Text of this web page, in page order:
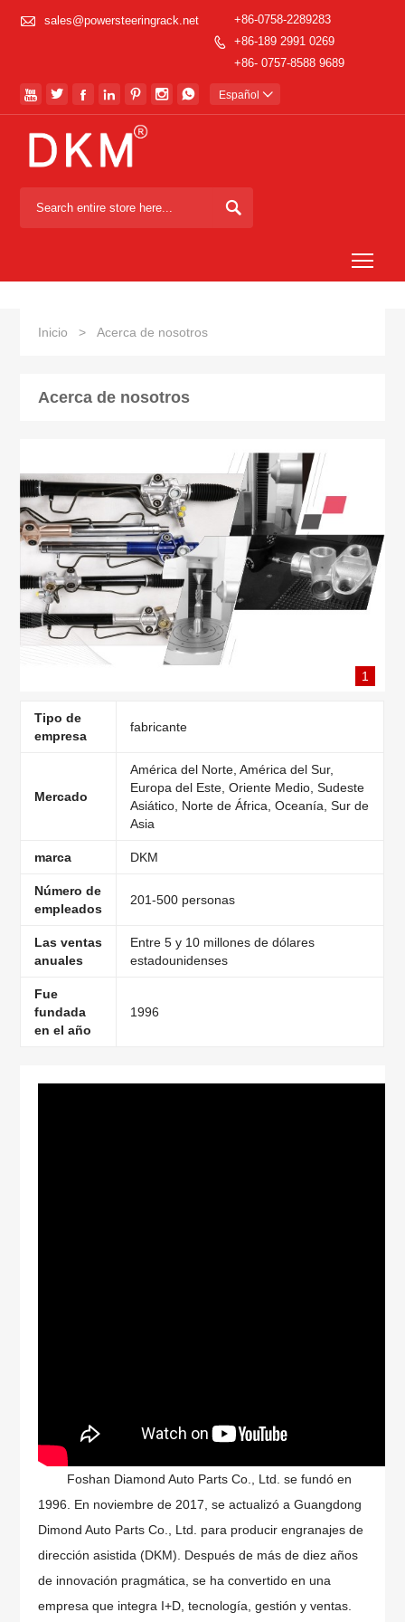
 sales@powersteeringrack.net

+86-0758-2289283
+86-189 2991 0269
+86- 0757-8588 9689
       Español 

Inicio > Acerca de nosotros
Acerca de nosotros
1
Tipo de
empresa
fabricante
Mercado
América del Norte, América del Sur,
Europa del Este, Oriente Medio, Sudeste
Asiático, Norte de África, Oceanía, Sur de
Asia
marca DKM
Número de
empleados
201-500 personas
Las ventas
anuales
Entre 5 y 10 millones de dólares
estadounidenses
Fue
fundada
en el año
1996
Foshan Diamond Auto Parts Co., Ltd. se fundó en
1996. En noviembre de 2017, se actualizó a Guangdong
Dimond Auto Parts Co., Ltd. para producir engranajes de
dirección asistida (DKM). Después de más de diez años
de innovación pragmática, se ha convertido en una
empresa que integra I+D, tecnología, gestión y ventas.